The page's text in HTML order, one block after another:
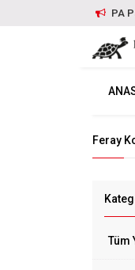
PA
Feray
Tüm